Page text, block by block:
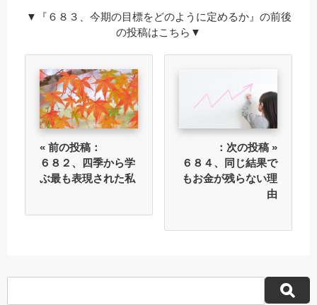
▼『６８３、今期の目標をどのように定めるか』の前後
の投稿はこちら▼
« 前の投稿：
６８２、四季から学
ぶ最も表現された私
：次の投稿 »
６８４、同じ結果で
もお金が残らない理
由